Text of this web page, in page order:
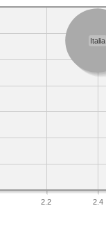
2.2 2.4
Italia